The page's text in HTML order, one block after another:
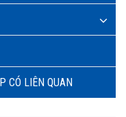
CÓ LIÊN QUAN